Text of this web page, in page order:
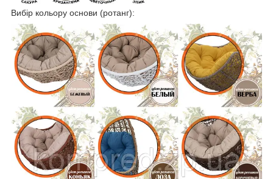
Вибір кольору основи (ротанг):